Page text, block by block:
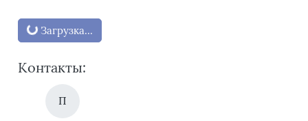
Блоки
Загрузка...
Контакты:
П